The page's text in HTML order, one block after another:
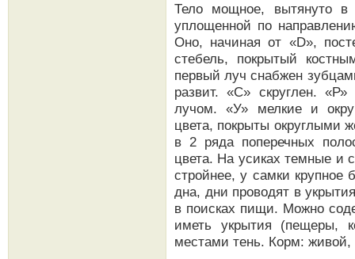
Тело мощное, вытянуто в
уплощенной по
Оно, начиная от «D»,
стебель, покрытый
первый луч снабжен
развит. «С» скруглен.
лучом. «У» мелкие и
цвета, покрыты округлыми
в 2 ряда поперечных
цвета. На усиках темные и
стройнее, у самки
дна, дни проводят в
в поисках пищи. Можно
иметь укрытия (пещеры,
местами тень. Корм: живой,